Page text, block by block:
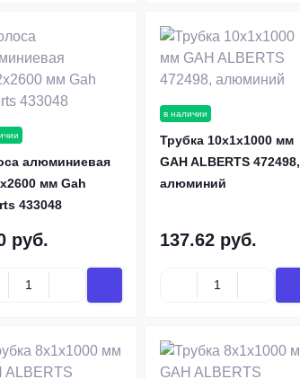
алюминиевая
мм Gah
433048
руб.
в наличии
Трубка 10х1х1000 мм
GAH ALBERTS 472498,
алюминий
137.62 руб.